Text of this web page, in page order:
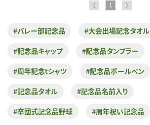
⟨ 1 ⟩
#バレー部記念品 #大会出場記念タオル
#記念品キャップ #記念品タンブラー
#周年記念tシャツ #記念品ボールペン
#記念品タオル #記念品名前入り
#卒団式記念品野球 #周年祝い記念品